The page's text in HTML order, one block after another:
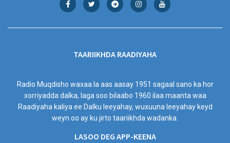
TAARIIKHDA RAADIYAHA
Radio Muqdisho waxaa la aas aasay 1951 sagaal sano ka hor
xorriyadda dalka, laga soo bilaabo 1960 ilaa maanta waa
Raadiyaha kaliya ee Dalku leeyahay, wuxuuna leeyahay keyd
weyn oo ay ku jirto taariikhda wadanka.
LASOO DEG APP-KEENA